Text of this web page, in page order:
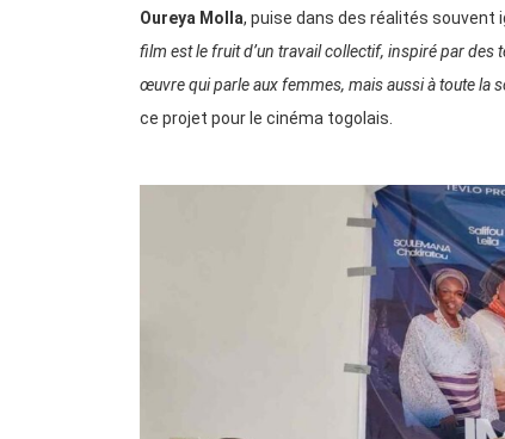
Oureya Molla, puise dans des réalités
film est le fruit d’un travail collectif, inspiré par
œuvre qui parle aux femmes, mais aussi à toute la
ce projet pour le cinéma togolais.